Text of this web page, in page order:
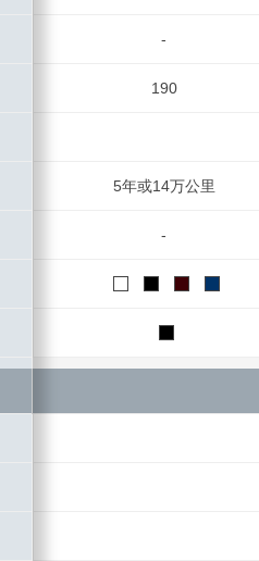
-
190
5年或14万公里
-